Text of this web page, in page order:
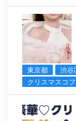
東京都
渋谷
クリスマスコ